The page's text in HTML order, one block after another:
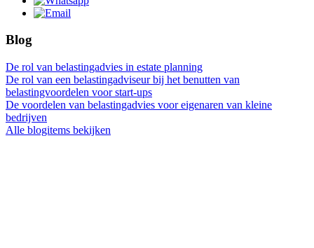
Blog
De rol van belastingadvies in estate planning
De rol van een belastingadviseur bij het benutten van
belastingvoordelen voor start-ups
De voordelen van belastingadvies voor eigenaren van kleine
bedrijven
Alle blogitems bekijken